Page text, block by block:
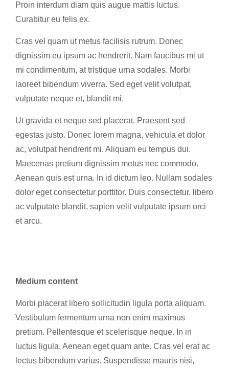
Proin interdum diam quis augue mattis luctus.
Curabitur eu felis ex.
Cras vel quam ut metus facilisis rutrum. Donec
dignissim eu ipsum ac hendrerit. Nam faucibus mi ut
mi condimentum, at tristique urna sodales. Morbi
laoreet bibendum viverra. Sed eget velit volutpat,
vulputate neque et, blandit mi.
Ut gravida et neque sed placerat. Praesent sed
egestas justo. Donec lorem magna, vehicula et dolor
ac, volutpat hendrerit mi. Aliquam eu tempus dui.
Maecenas pretium dignissim metus nec commodo.
Aenean quis est urna. In id dictum leo. Nullam sodales
dolor eget consectetur porttitor. Duis consectetur, libero
ac vulputate blandit, sapien velit vulputate ipsum orci
et arcu.
Medium content
Morbi placerat libero sollicitudin ligula porta aliquam.
Vestibulum fermentum urna non enim maximus
pretium. Pellentesque et scelerisque neque. In in
luctus ligula. Aenean eget quam ante. Cras vel erat ac
lectus bibendum varius. Suspendisse mauris nisi,